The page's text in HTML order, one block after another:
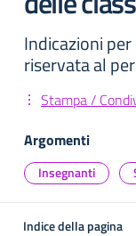
Indicazioni
riservata al
Stampa /
Argomenti
Insegnanti
Indice della pagina